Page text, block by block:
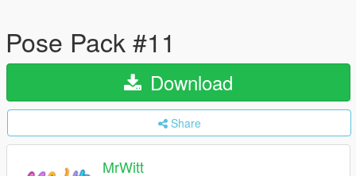
Pose Pack #11
Download
Share
MrWitt